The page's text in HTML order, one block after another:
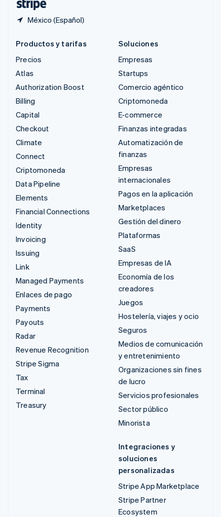
México (Español)
Productos y tarifas
Precios
Atlas
Authorization Boost
Billing
Capital
Checkout
Climate
Connect
Criptomoneda
Data Pipeline
Elements
Financial Connections
Identity
Invoicing
Issuing
Link
Managed Payments
Enlaces de pago
Payments
Payouts
Radar
Revenue Recognition
Stripe Sigma
Tax
Terminal
Treasury
Soluciones
Empresas
Startups
Comercio agéntico
Criptomoneda
E-commerce
Finanzas integradas
Automatización de
finanzas
Empresas
internacionales
Pagos en la aplicación
Marketplaces
Gestión del dinero
Plataformas
SaaS
Empresas de IA
Economía de los
creadores
Juegos
Hostelería, viajes y ocio
Seguros
Medios de comunicación
y entretenimiento
Organizaciones sin fines
de lucro
Servicios profesionales
Sector público
Minorista
Integraciones y
soluciones
personalizadas
Stripe App Marketplace
Stripe Partner
Ecosystem